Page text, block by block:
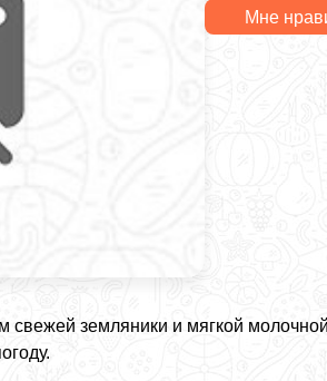
Мне
свежей земляники и мягкой